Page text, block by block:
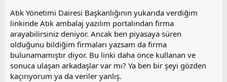
n
h
i
Atık Yönetimi Dairesi Başkanlığının yukarıda verdiğim
linkinde Atık ambalaj yazılım portalından firma
arayabilirsiniz deniyor. Ancak ben piyasaya süren
olduğunu bildiğim firmaları yazsam da firma
bulunamamıştır diyor. Bu linki daha önce kullanan ve
sonuca ulaşan arkadaşlar var mı? Ya ben bir şeyi gözden
kaçırıyorum ya da veriler yanlış.